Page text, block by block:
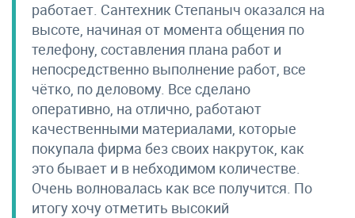
работает. Сантехник Степаныч оказался на
высоте, начиная от момента общения по
телефону, составления плана работ и
непосредственно выполнение работ, все
чётко, по деловому. Все сделано
оперативно, на отлично, работают
качественными материалами, которые
покупала фирма без своих накруток, как
это бывает и в небходимом количестве.
Очень волновалась как все получится. По
итогу хочу отметить высокий